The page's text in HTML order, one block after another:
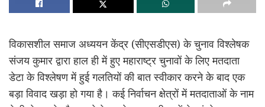
विकासशील समाज अध्ययन केंद्र (सीएसडीएस) के चुनाव विश्लेषक
संजय कुमार द्वारा हाल ही में हुए महाराष्ट्र चुनावों के लिए मतदाता
डेटाके विश्लेषण में हुईगलतियोंकी बात स्वीकार करने के बाद एक
बड़ा विवाद खड़ा हो गया है। कई निर्वाचन क्षेत्रों में मतदाताओं के नाम